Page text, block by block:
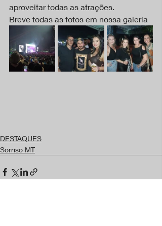
aproveitar todas as atrações.
Breve todas as fotos em nossa galeria
DESTAQUES
Sorriso MT